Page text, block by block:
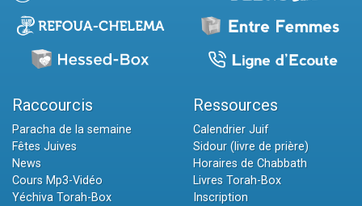
Raccourcis
Paracha de la semaine
Fêtes Juives
News
Cours Mp3-Vidéo
Yéchiva Torah-Box
Ressources
Calendrier Juif
Sidour (livre de prière)
Horaires de Chabbath
Livres Torah-Box
Inscription